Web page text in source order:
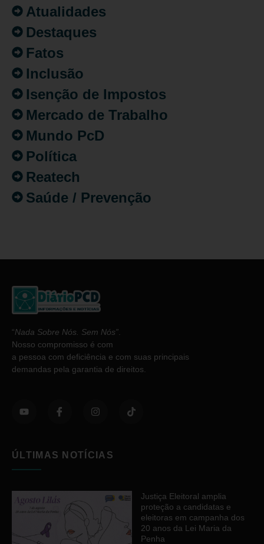
Atualidades
Destaques
Fatos
Inclusão
Isenção de Impostos
Mercado de Trabalho
Mundo PcD
Política
Reatech
Saúde / Prevenção
“Nada Sobre Nós. Sem Nós”.
Nosso compromisso é com
a pessoa com deficiência e com suas principais
demandas pela garantia de direitos.
ÚLTIMAS NOTÍCIAS
Justiça Eleitoral amplia
proteção a candidatas e
eleitoras em campanha dos
20 anos da Lei Maria da
Penha